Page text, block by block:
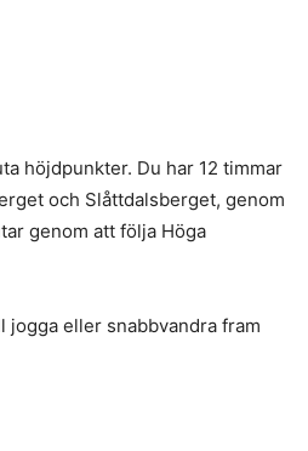
höjdpunkter. Du har 12 timmar
och Slåttdalsberget, genom
genom att följa Höga
jogga eller snabbvandra fram